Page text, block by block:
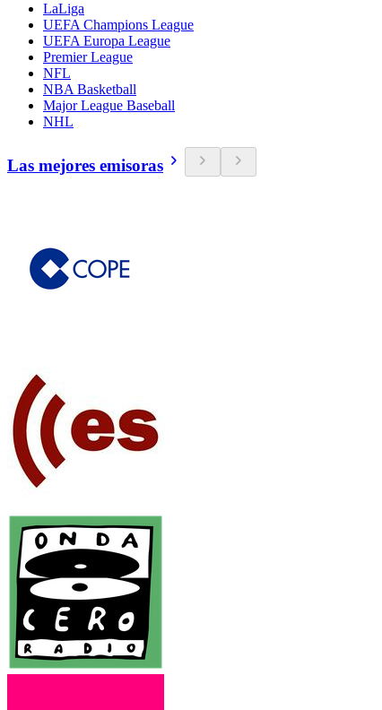
LaLiga
UEFA Champions League
UEFA Europa League
Premier League
NFL
NBA Basketball
Major League Baseball
NHL
Las mejores emisoras